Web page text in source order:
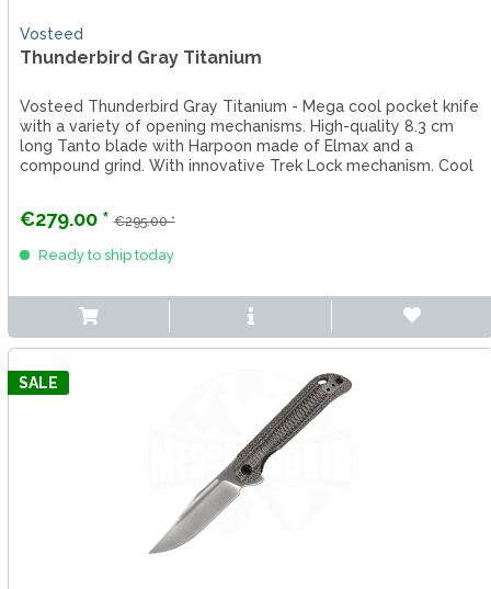
Vosteed
Thunderbird Gray Titanium
Vosteed Thunderbird Gray Titanium - Mega cool pocket knife
with a variety of opening mechanisms. High-quality 8.3 cm
long Tanto blade with Harpoon made of Elmax and a
compound grind. With innovative Trek Lock mechanism. Cool
€279.00 * €295.00 *
Ready to ship today
SALE